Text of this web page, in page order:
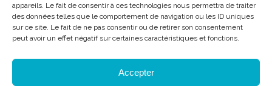
appareils. Le fait de consentir à ces technologies nous permettra de traiter
des données telles que le comportement de navigation ou les ID uniques
sur ce site. Le fait de ne pas consentir ou de retirer son consentement
peut avoir un effet négatif sur certaines caractéristiques et fonctions.
Accepter
Mon compte
Mon panier
Conditions Générales de Vente